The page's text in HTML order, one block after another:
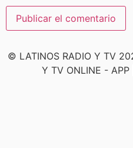
© LATINOS RADIO Y TV
Y TV ONLINE - APP |